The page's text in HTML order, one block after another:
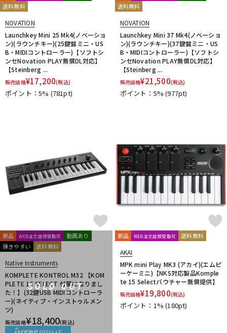
MACKIE
MIDIPLUS
moog
Native Instruments
Nektar Technology
NEUMANN NOVATION Nugen Audio
O-R
OVERLOUD Oyaide Pearl PG Music
Pitch Innovations
Plugin Alliance
Positive Grid
PrismSound
PROJECT SAM Prominy
Radial
Rational Acoustics
RODE Roland
Softube
Sonarworks
Sonnox SoundToys
SPECTRASONICS
SSL(Solid State Logic)
Steinberg
Steven Slate Audio
stokyo
STREZOV SAMPLING Studiologic
SynchroArts
SYNTHOGY
TASCAM
tc electronic
Teenage Engineering
Thrustmaster
TRUE DYNA
U-Z
UDG u-he（ユーヒー） UJAM
Universal Audio
unknown
UVI Vengeance Sound
Vital Arts
Waldorf Wave Machine Labs
WaveDNA
WAVES
Whirlwind XFER RECORDS xlnaudio
XSONIC
YAMAHA
ZAOR ZOOM
他
1st PLACE
FREQPORT
Glorious
送料無料
NOVATION
Launchkey Mini 25 Mk4(ノベーショ
ン)(ラウンチキー)(25鍵盤ミニ・US
B・MIDIコントローラー)【ソフトシ
ンセNovation PLAY無償DL対応】
【Steinberg ...
販売価格¥17,200(税込)
ポイント：5% (781pt)
送料無料
NOVATION
Launchkey Mini 37 Mk4(ノベーショ
ン)(ラウンチキー)(37鍵盤ミニ・US
B・MIDIコントローラー)【ソフトシ
ンセNovation PLAY無償DL対応】
【Steinberg ...
販売価格¥21,500(税込)
ポイント：5%(977pt)
SOLD OUT
新品 WEB注文店頭受取可
動画あり
弾きやすい
送料無料
Native Instruments
KOMPLETE KONTROL M32 【KOM
PLETE 15 SELECT 付属になりまし
た！】(32鍵USB MIDIコントローラ
ー)(ネイティブ・インストゥルメン
ツ)
販売価格¥18,400(税込)
新品 WEB注文店頭受取可 送料無料
AKAI
MPK mini Play MK3 (アカイ)(エムピ
ーケーミニ)【NKS対応製品Komple
te 15 Selectバウチャー無償提供】
販売価格¥19,800(税込)
ポイント：1%(180pt)